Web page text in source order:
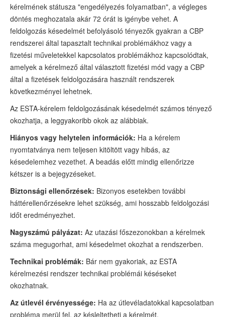
kérelmének státusza "engedélyezés folyamatban", a végleges
döntés meghozatala akár 72 órát is igénybe vehet. A
feldolgozás késedelmét befolyásoló tényezők gyakran a CBP
rendszerei által tapasztalt technikai problémákhoz vagy a
fizetési műveletekkel kapcsolatos problémákhoz kapcsolódtak,
amelyek a kérelmező által választott fizetési mód vagy a CBP
által a fizetések feldolgozására használt rendszerek
következményei lehetnek.
Az ESTA-kérelem feldolgozásának késedelmét számos tényező
okozhatja, a leggyakoribb okok az alábbiak.
Hiányos vagy helytelen információk: Ha a kérelem
nyomtatványa nem teljesen kitöltött vagy hibás, az
késedelemhez vezethet. A beadás előtt mindig ellenőrizze
kétszer is a bejegyzéseket.
Biztonsági ellenőrzések: Bizonyos esetekben további
háttérellenőrzésekre lehet szükség, ami hosszabb feldolgozási
időt eredményezhet.
Nagyszámú pályázat: Az utazási főszezonokban a kérelmek
száma megugorhat, ami késedelmet okozhat a rendszerben.
Technikai problémák: Bár nem gyakoriak, az ESTA
kérelmezési rendszer technikai problémái késéseket
okozhatnak.
Az útlevél érvényessége: Ha az útlevéladatokkal kapcsolatban
probléma merül fel, az késleltetheti a kérelmét.